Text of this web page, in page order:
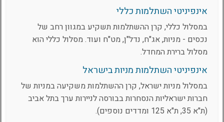
אינפיניטי השתלמות כללי
במסלול כללי, קרן ההשתלמות תשקיע במגוון רחב של
נכסים - מניות, אג"ח, נדל"ן, מט"ח ועוד. מסלול כללי הוא
מסלול ברירת המחדל.
אינפיניטי השתלמות מניות בישראל
במסלול מניות ישראל, קרן ההשתלמות משקיעה במניות של
חברות ישראליות הנסחרות בבורסה לניירות ערך בתל אביב
(ת"א 35, ת"א 125 ומדדים נוספים).